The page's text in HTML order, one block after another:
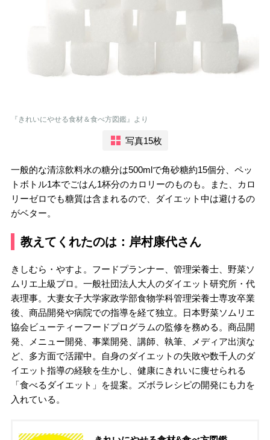
『きれいにやせる食材＆食べ方図鑑』より
写真15枚
一般的な清涼飲料水の糖分は500mlで角砂糖約15個分、ペッ
トボトル1本でごはん1杯分のカロリーのものも。また、カロ
リーゼロでも糖質は含まれるので、ダイエット中は避けるの
がベター。
教えてくれたのは：岸村康代さん
きしむら・やすよ。フードプランナー、管理栄養士、野菜ソ
ムリエ上級プロ。一般社団法人大人のダイエット研究所・代
表理事。大妻女子大学家政学部食物学科管理栄養士専攻卒業
後、商品開発や病院での指導を経て独立。日本野菜ソムリエ
協会ビューティーフードプログラムの監修を務める。商品開
発、メニュー開発、事業開発、講師、執筆、メディア出演な
ど、多方面で活躍中。自身のダイエットの失敗や数千人のダ
イエット指導の経験を生かし、健康にきれいに痩せられる
「食べるダイエット」を提案。ズボラレシピの開発にも力を
入れている。